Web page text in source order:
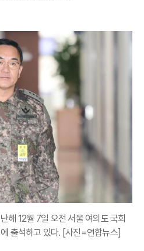
해 12월 7일 오전 서울 여의도 국회
출석하고 있다. [사진=연합뉴스]